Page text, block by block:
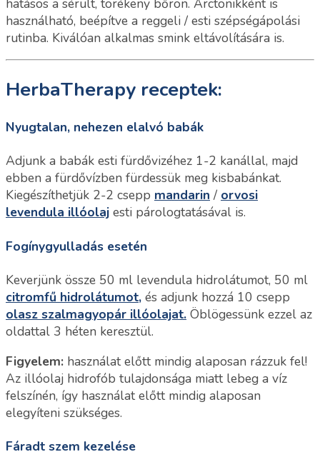
hatásos a sérült, törékeny bőrön. Arctonikként is
használható, beépítve a reggeli / esti szépségápolási
rutinba. Kiválóan alkalmas smink eltávolítására is.
HerbaTherapy receptek:
Nyugtalan, nehezen elalvó babák
Adjunk a babák esti fürdővizéhez 1-2 kanállal, majd
ebben a fürdővízben fürdessük meg kisbabánkat.
Kiegészíthetjük 2-2 csepp mandarin / orvosi
levendula illóolaj esti párologtatásával is.
Fogínygyulladás esetén
Keverjünk össze 50 ml levendula hidrolátumot, 50 ml
citromfű hidrolátumot, és adjunk hozzá 10 csepp
olasz szalmagyopár illóolajat. Öblögessünk ezzel az
oldattal 3 héten keresztül.
Figyelem: használat előtt mindig alaposan rázzuk fel!
Az illóolaj hidrofób tulajdonsága miatt lebeg a víz
felszínén, így használat előtt mindig alaposan
elegyíteni szükséges.
Fáradt szem kezelése